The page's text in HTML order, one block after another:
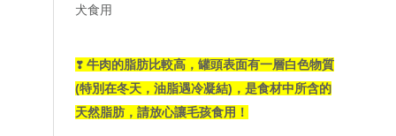
犬食用
❣ 牛肉的脂肪比較高，罐頭表面有一層白色物質
(特別在冬天，油脂遇冷凝結)，是食材中所含的
天然脂肪，請放心讓毛孩食用！